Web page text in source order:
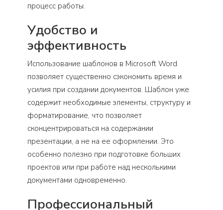
процесс работы.
Удобство и
эффективность
Использование шаблонов в Microsoft Word
позволяет существенно сэкономить время и
усилия при создании документов. Шаблон уже
содержит необходимые элементы, структуру и
форматирование, что позволяет
сконцентрироваться на содержании
презентации, а не на ее оформлении. Это
особенно полезно при подготовке больших
проектов или при работе над несколькими
документами одновременно.
Профессиональный